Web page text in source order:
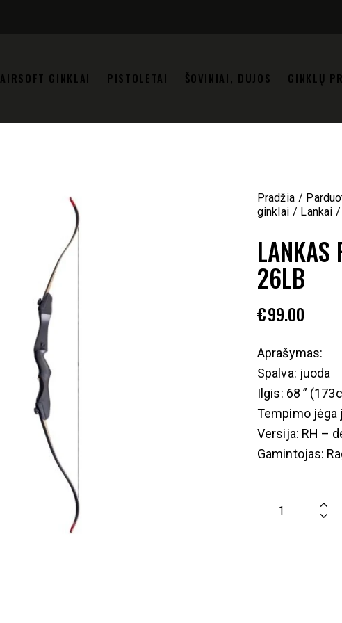
AIRSOFT GINKLAI PISTOLETAI ŠOVINIAI, DUJOS GINKLŲ
Pradžia
ginklai
Lankai
LANKAS
26LB
€99.00
Aprašymas:
Spalva: juoda
Ilgis: 68 ”
Tempimo jėga
Versija: RH –
Gamintojas: